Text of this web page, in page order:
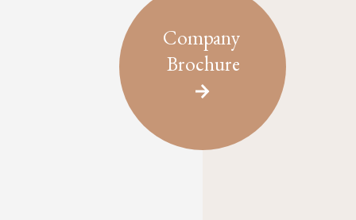
Company
Brochure